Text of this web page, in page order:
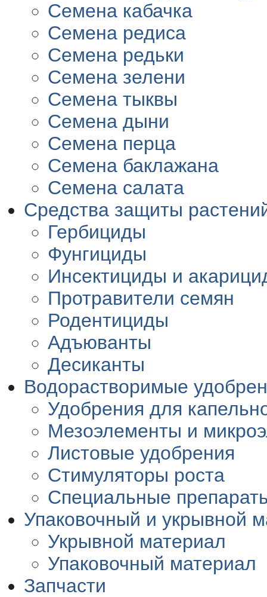
Семена кабачка
Семена редиса
Семена редьки
Семена зелени
Семена тыквы
Семена дыни
Семена перца
Семена баклажана
Семена салата
Средства защиты
Гербициды
Фунгициды
Инсектициды и
Протравители семян
Родентициды
Адъюванты
Десиканты
Водорастворимые
Удобрения для
Мезоэлементы и
Листовые удобрения
Стимуляторы роста
Специальные
Упаковочный и укрывной
Укрывной материал
Упаковочный материал
Запчасти